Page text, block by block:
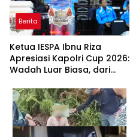
Berita
Ketua IESPA Ibnu Riza
Apresiasi Kapolri Cup 2026:
Wadah Luar Biasa, dari
Nasional